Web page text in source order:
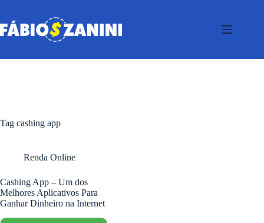
o
conteúdo
Tag cashing app
Renda Online
Cashing App – Um dos
Melhores Aplicativos Para
Ganhar Dinheiro na Internet